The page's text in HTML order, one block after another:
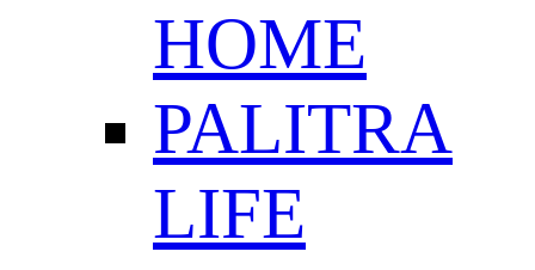
HOME
PALITRA
LIFE